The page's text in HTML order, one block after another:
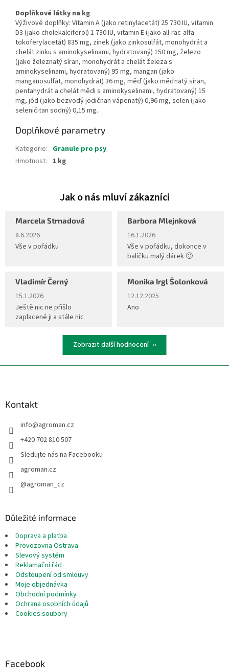
Doplňkové látky na kg
Výživové doplňky: Vitamin A (jako retinylacetát) 25 730 IU, vitamin
D3 (jako cholekalciferol) 1 730 IU, vitamin E (jako all-rac-alfa-
tokoferylacetát) 835 mg, zinek (jako zinkosulfát, monohydrát a
chelát zinku s aminokyselinami, hydratovaný) 150 mg, železo
(jako železnatý síran, monohydrát a chelát železa s
aminokyselinami, hydratovaný) 95 mg, mangan (jako
manganosulfát, monohydrát) 36 mg, měď (jako měďnatý síran,
pentahydrát a chelát mědi s aminokyselinami, hydratovaný) 15
mg, jód (jako bezvodý jodičnan vápenatý) 0,96 mg, selen (jako
seleničitan sodný) 0,15 mg.
Doplňkové parametry
Kategorie: Granule pro psy
Hmotnost: 1 kg
Marcela Strnadová
Hodnocení obchodu je 5 z 5 hvězdiček.
8.6.2026
Vše v pořádku
Barbora Mlejnková
Hodnocení obchodu je 5 z 5
16.1.2026
Vše v pořádku, dokonce v
balíčku malý dárek 🙂
Vladimír Černý
Hodnocení obchodu je 5 z 5 hvězdiček.
15.1.2026
Ještě nic ne přišlo
zaplacené ji a stále nic
Monika Irgl Šolonková
Hodnocení obchodu je 5 z 5
12.12.2025
Ano
Zobrazit další hodnocení
Kontakt
info@agroman.cz
+420 702 810 507
Sledujte nás na Facebooku
agroman.cz
@agroman_cz
Důležité informace
Doprava a platba
Provozovna Ostrava
Slevový systém
Reklamační řád
Odstoupení od smlouvy
Moje objednávka
Obchodní podmínky
Ochrana osobních údajů
Cookies soubory
Facebook